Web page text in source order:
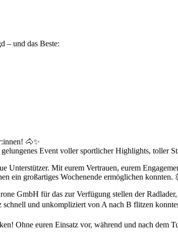
– und das Beste:
🐴✨
Event voller sportlicher Highlights, toller
Unterstützer. Mit eurem Vertrauen, eurem
ein großartiges Wochenende ermöglichen konnten.
GmbH für das zur Verfügung stellen der
und unkompliziert von A nach B flitzen
Ohne euren Einsatz vor, während und nach dem